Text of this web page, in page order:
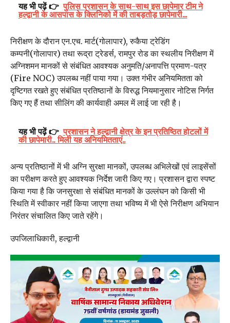
यह भी पढ़ें 👉 पुलिस प्रशासन के साथ-साथ इस छापेमार टीम ने
हल्द्वानी के आसपास के क्लिनिको में की ताबड़तोड़ छापेमारी...
निरीक्षण के दौरान एन.एच. मार्ट(गोलापार), रुकैया ट्रेडिंग
कम्पनी(गोलापार) तथा रूद्रा ट्रेडर्स, रामपुर रोड का स्थलीय निरीक्षण में
अग्निशमन मानकों से संबंधित आवश्यक अनुमति/अनापत्ति प्रमाण-पत्र
(Fire NOC) उपलब्ध नहीं पाया गया। उक्त गंभीर अनियमितता को
दृष्टिगत रखते हुए संबंधित प्रतिष्ठानों के विरुद्ध नियमानुसार नोटिस निर्गत
किए गए हैं तथा सीलिंग की कार्यवाही अमल में लाई जा रही है।
यह भी पढ़ें 👉 प्रशासन ने हल्द्वानी क्षेत्र के इन प्रतिष्ठित होटलों में
की छापेमारी.. मिली यह अनियमितताएं..
अन्य प्रतिष्ठानों में भी अग्नि सुरक्षा मानकों, उपलब्ध अभिलेखों एवं लाइसेंसों
का परीक्षण करते हुए आवश्यक निर्देश जारी किए गए। प्रशासन द्वारा स्पष्ट
किया गया है कि जनसुरक्षा से संबंधित मानकों के उल्लंघन को किसी भी
स्थिति में स्वीकार नहीं किया जाएगा तथा भविष्य में भी ऐसे निरीक्षण अभियान
निरंतर संचालित किए जाते रहेंगे।
उपजिलाधिकारी, हल्द्वानी